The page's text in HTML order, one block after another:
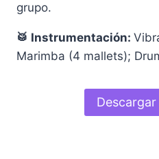
grupo.
🥁 Instrumentación:
Marimba (4 mallets);